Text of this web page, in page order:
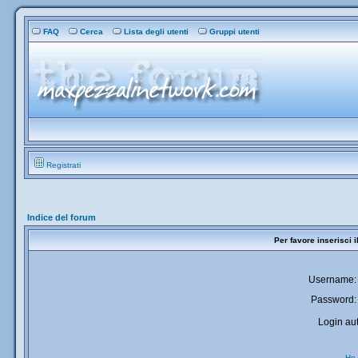
FAQ Cerca Lista degli utenti Gruppi utenti
Registrati
Indice del forum
Per favore inserisci
Username:
Password:
Login